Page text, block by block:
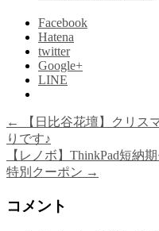
Facebook
Hatena
twitter
Google+
LINE
←
【日比谷花壇】クリス
りです♪
【レノボ】ThinkPad短納
特別クーポン →
コメント